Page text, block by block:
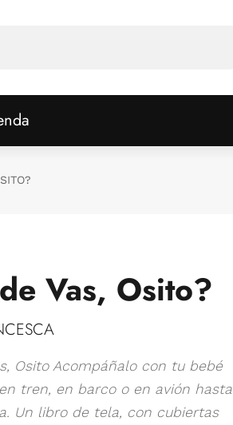
Vas, Osito?
Osito Acompáñalo con tu bebé
tren, en barco o en avión hasta
Un libro de tela, con cubiertas